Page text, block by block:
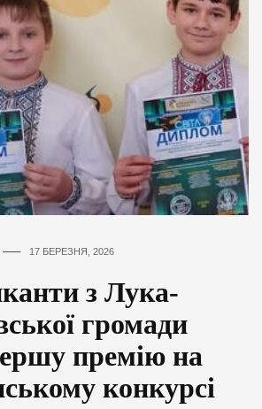
17 БЕРЕЗНЯ, 2026
з Лука-
громади
премію на
конкурсі